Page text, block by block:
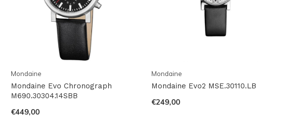
Mondaine
Mondaine Evo Chronograph
M690.30304.14SBB
€449,00
Mondaine
Mondaine Evo2 MSE.30110.LB
€249,00